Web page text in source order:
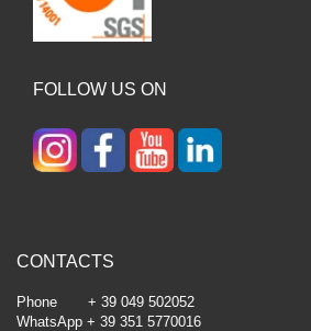
FOLLOW US ON
CONTACTS
Phone + 39 049 502052
WhatsApp + 39 351 5770016